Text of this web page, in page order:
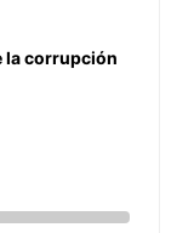
la corrupción